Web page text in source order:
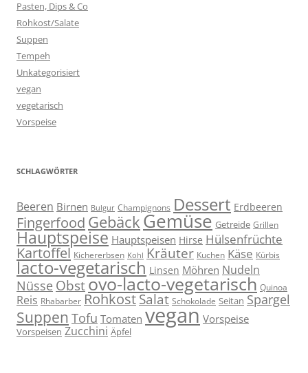
Pasten, Dips & Co
Rohkost/Salate
Suppen
Tempeh
Unkategorisiert
vegan
vegetarisch
Vorspeise
SCHLAGWÖRTER
Beeren Birnen Bulgur Champignons Dessert Erdbeeren
Fingerfood Gebäck Gemüse Getreide Grillen
Hauptspeise Hauptspeisen Hirse Hülsenfrüchte
Kartoffel Kichererbsen Kohl Kräuter Kuchen Käse Kürbis
lacto-vegetarisch Linsen Möhren Nudeln
Nüsse Obstovo-lacto-vegetarisch Quinoa
Reis Rhabarber RohkostSalat Schokolade Seitan Spargel
Suppen Tofu Tomaten vegan Vorspeise
Vorspeisen Zucchini Äpfel